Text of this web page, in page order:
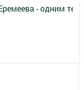
- одним